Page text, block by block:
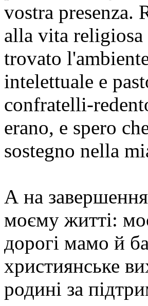
vostra presenza.
alla vita
trovato
intelettuale e
confratelli-
erano, e spero
sostegno nella
А на
моєму житті:
дорогі мамо й
християнське
родині за